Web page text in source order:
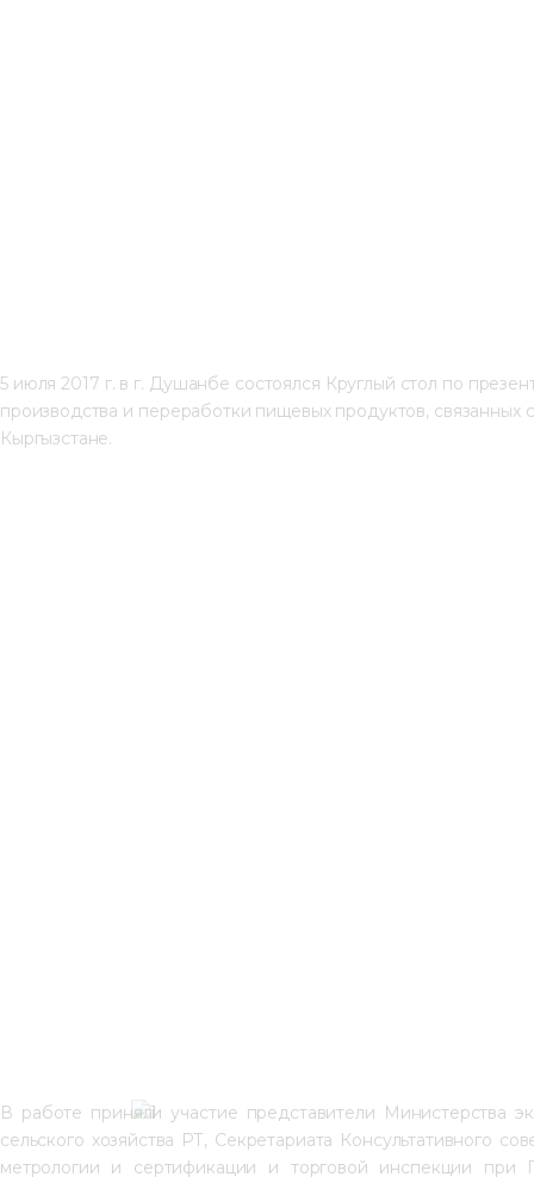
5 июля 2017 г. в г. Душанбе состоялся Круглый стол по
производства и переработки пищевых продуктов,
Кыргызстане.
В работе приняли участие представители Министерства
сельского хозяйства РТ, Секретариата Консультативного
метрологии и сертификации и торговой инспекции при